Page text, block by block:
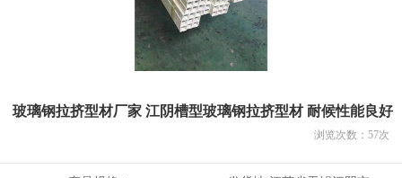
玻璃钢拉挤型材厂家 江阴槽型玻璃钢拉挤型材 耐候性能良好
浏览次数： 57次